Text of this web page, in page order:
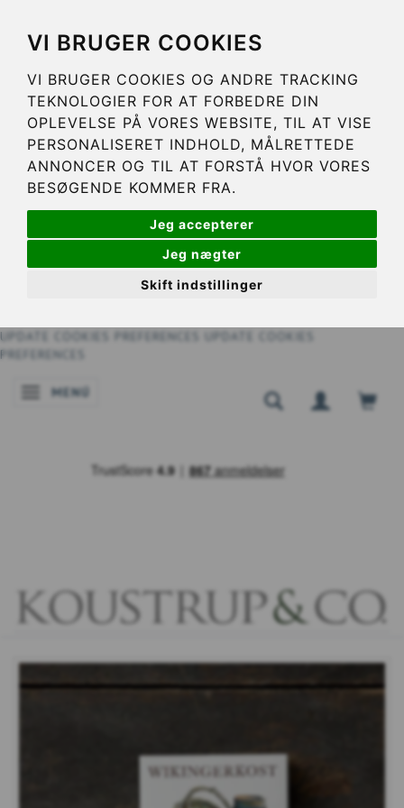
VI BRUGER COOKIES
VI BRUGER COOKIES OG ANDRE TRACKING
TEKNOLOGIER FOR AT FORBEDRE DIN
OPLEVELSE PÅ VORES WEBSITE, TIL AT VISE
PERSONALISERET INDHOLD, MÅLRETTEDE
ANNONCER OG TIL AT FORSTÅ HVOR VORES
BESØGENDE KOMMER FRA.
Jeg accepterer
Jeg nægter
Skift indstillinger
UPDATE COOKIES PREFERENCES
UPDATE COOKIES
PREFERENCES
NAVEGACIÓN DE PALANCA
MENÚ